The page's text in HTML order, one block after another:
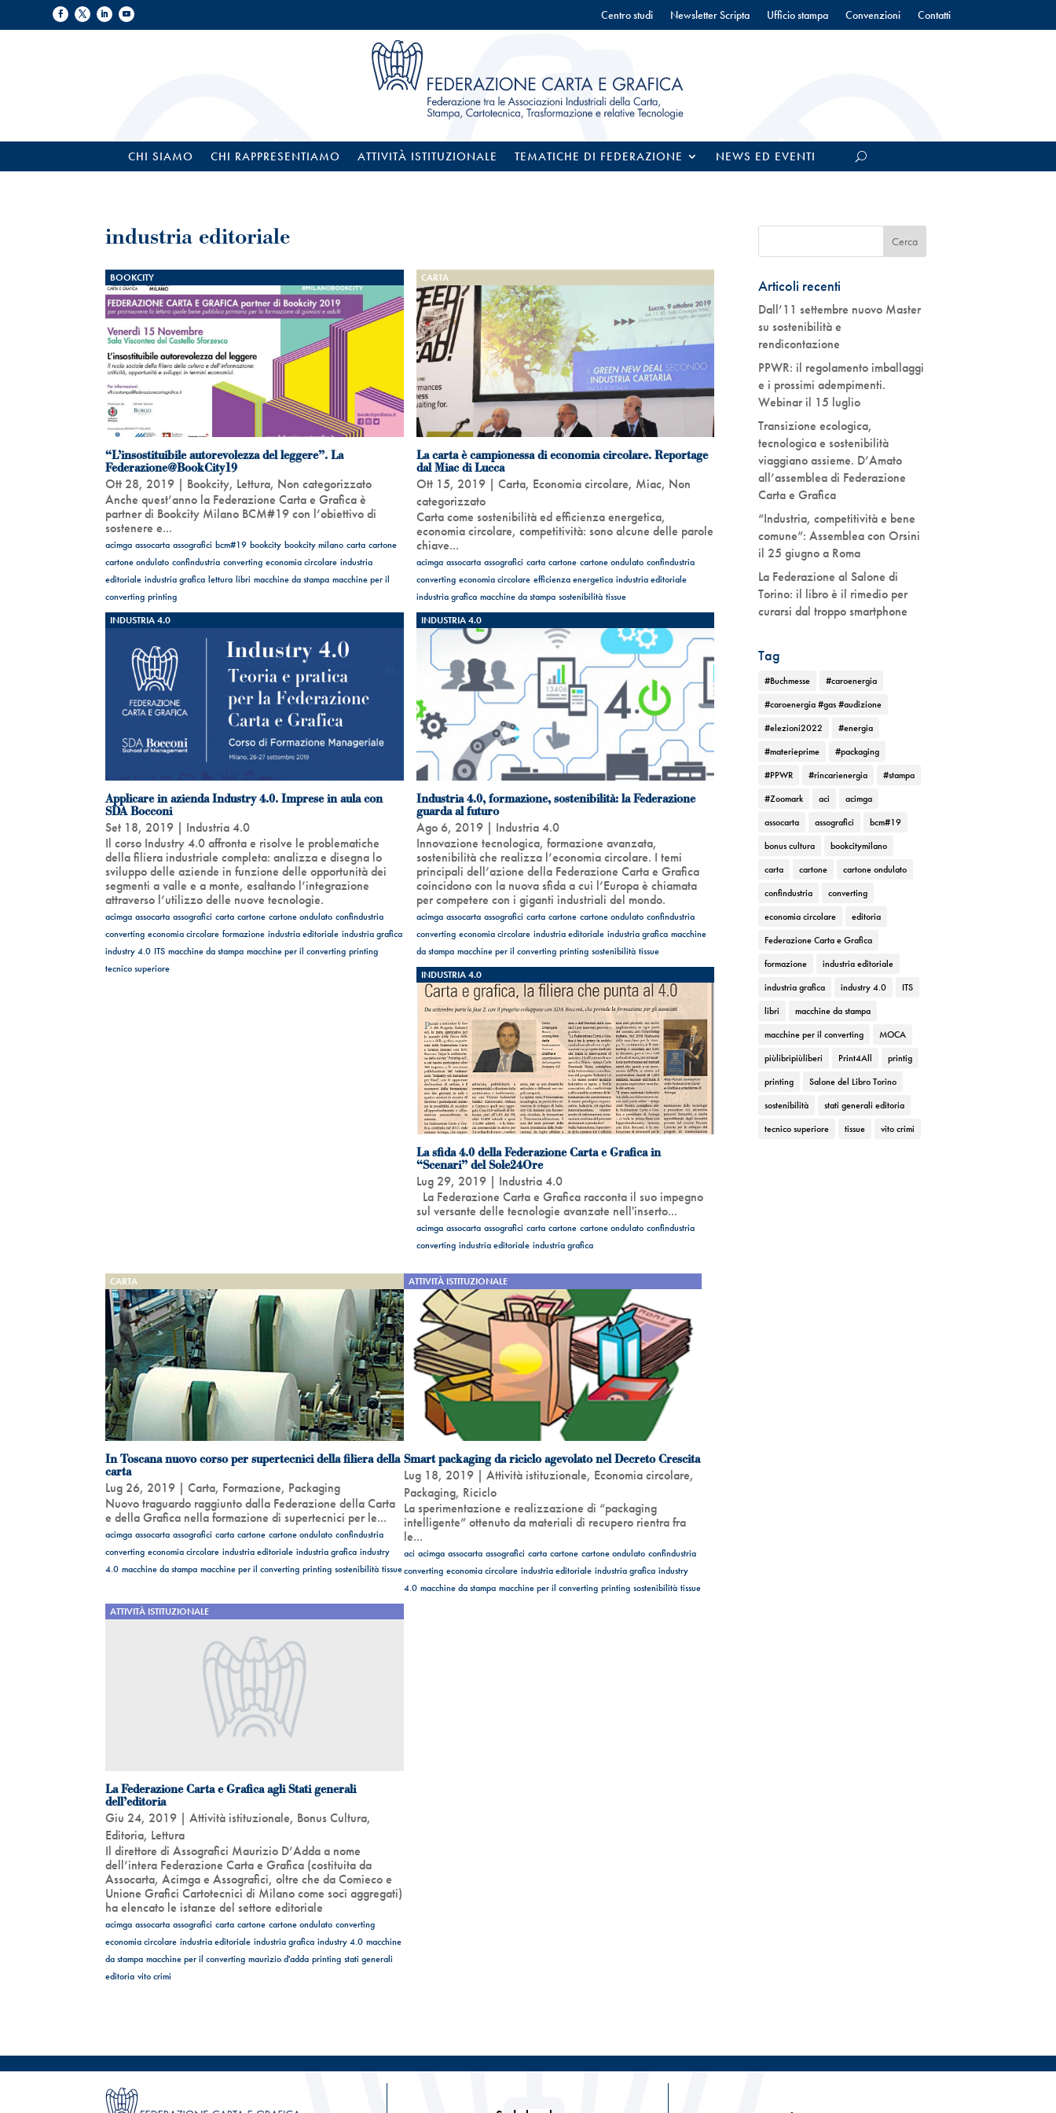
Centro studi Newsletter Scripta Ufficio stampa Convenzioni Contatti
CHI SIAMO CHI RAPPRESENTIAMO ATTIVITÀ ISTITUZIONALE TEMATICHE DI FEDERAZIONE NEWS ED EVENTI
industria editoriale
BOOKCITY
“L’insostituibile autorevolezza del leggere”. La
Federazione@BookCity19
Ott 28, 2019 | Bookcity, Lettura, Non categorizzato
Anche quest’anno la Federazione Carta e Grafica è
partner di Bookcity Milano BCM#19 con l’obiettivo di
sostenere e...
acimga assocarta assografici bcm#19 bookcity bookcity milano carta cartone
cartone ondulato confindustria converting economia circolare industria
editoriale industria grafica lettura libri macchine da stampa macchine per il
converting printing
CARTA
La carta è campionessa di economia circolare. Reportage
dal Miac di Lucca
Ott 15, 2019| Carta, Economia circolare, Miac, Non
categorizzato
Carta come sostenibilità ed efficienza energetica,
economia circolare, competitività: sono alcune delle parole
chiave...
acimga assocarta assografici carta cartone cartone ondulato confindustria
converting economia circolare efficienza energetica industria editoriale
industria grafica macchine da stampa sostenibilità tissue
INDUSTRIA 4.0
Applicare in azienda Industry 4.0. Imprese in aula con
SDA Bocconi
Set 18, 2019 | Industria 4.0
Il corso Industry 4.0 affronta e risolve le problematiche
della filiera industriale completa: analizza e disegna lo
sviluppo delle aziende in funzione delle opportunità dei
segmenti a valle e a monte, esaltando l’integrazione
attraverso l’utilizzo delle nuove tecnologie.
acimga assocarta assografici carta cartone cartone ondulato confindustria
converting economia circolare formazione industria editoriale industria grafica
industry 4.0 ITS macchine da stampa macchine per il converting printing
tecnico superiore
INDUSTRIA 4.0
Industria 4.0, formazione, sostenibilità: la Federazione
guarda al futuro
Ago 6, 2019| Industria 4.0
Innovazione tecnologica, formazione avanzata,
sostenibilità che realizza l’economia circolare. I temi
principali dell’azione della Federazione Carta e Grafica
coincidono con la nuova sfida a cui l’Europa è chiamata
per competere con i giganti industriali del mondo.
acimga assocarta assografici carta cartone cartone ondulato confindustria
converting economia circolare industria editoriale industria grafica macchine
da stampa macchine per il converting printing sostenibilità tissue
INDUSTRIA 4.0
La sfida 4.0 della Federazione Carta e Grafica in
“Scenari” del Sole24Ore
Lug 29, 2019| Industria 4.0
La Federazione Carta e Grafica racconta il suo impegno
sul versante delle tecnologie avanzate nell'inserto...
acimga assocarta assografici carta cartone cartone ondulato confindustria
converting industria editoriale industria grafica
CARTA
In Toscana nuovo corso per supertecnici della filiera della
carta
Lug 26, 2019 |Carta, Formazione, Packaging
Nuovo traguardo raggiunto dalla Federazione della Carta
e della Grafica nella formazione di supertecnici per le...
acimga assocarta assografici carta cartone cartone ondulato confindustria
converting economia circolare industria editoriale industria grafica industry
4.0 macchine da stampa macchine per il converting printing sostenibilità tissue
ATTIVITÀ ISTITUZIONALE
Smart packaging da riciclo agevolato nel Decreto Crescita
Lug 18, 2019| Attività istituzionale, Economia circolare,
Packaging, Riciclo
La sperimentazione e realizzazione di “packaging
intelligente” ottenuto da materiali di recupero rientra fra
le...
aci acimga assocarta assografici carta cartone cartone ondulato confindustria
converting economia circolare industria editoriale industria grafica industry
4.0 macchine da stampa macchine per il converting printing sostenibilità tissue
ATTIVITÀ ISTITUZIONALE
La Federazione Carta e Grafica agli Stati generali
dell’editoria
Giu 24, 2019 |Attività istituzionale, Bonus Cultura,
Editoria, Lettura
Il direttore di Assografici Maurizio D’Adda a nome
dell’intera Federazione Carta e Grafica (costituita da
Assocarta, Acimga e Assografici, oltre che da Comieco e
Unione Grafici Cartotecnici di Milano come soci aggregati)
ha elencato le istanze del settore editoriale
acimga assocarta assografici carta cartone cartone ondulato converting
economia circolare industria editoriale industria grafica industry 4.0 macchine
da stampa macchine per il converting maurizio d'adda printing stati generali
editoria vito crimi
Articoli recenti
Dall’11 settembre nuovo Master
su sostenibilità e
rendicontazione
PPWR: il regolamento imballaggi
e i prossimi adempimenti.
Webinar il 15 luglio
Transizione ecologica,
tecnologica e sostenibilità
viaggiano assieme. D’Amato
all’assemblea di Federazione
Carta e Grafica
“Industria, competitività e bene
comune”: Assemblea con Orsini
il 25 giugno a Roma
La Federazione al Salone di
Torino: il libro è il rimedio per
curarsi dal troppo smartphone
Tag
#Buchmesse
#caroenergia
#caroenergia #gas #audizione
#elezioni2022
#energia
#materieprime
#packaging
#PPWR
#rincarienergia
#stampa
#Zoomark
aci
acimga
assocarta
assografici
bcm#19
bonus cultura
bookcitymilano
carta
cartone
cartone ondulato
confindustria
converting
economia circolare
editoria
Federazione Carta e Grafica
formazione
industria editoriale
industria grafica
industry 4.0
ITS
libri
macchine da stampa
macchine per il converting
MOCA
piùlibripiùliberi
Print4All
printig
printing
Salone del Libro Torino
sostenibilità
stati generali editoria
tecnico superiore
tissue vito crimi